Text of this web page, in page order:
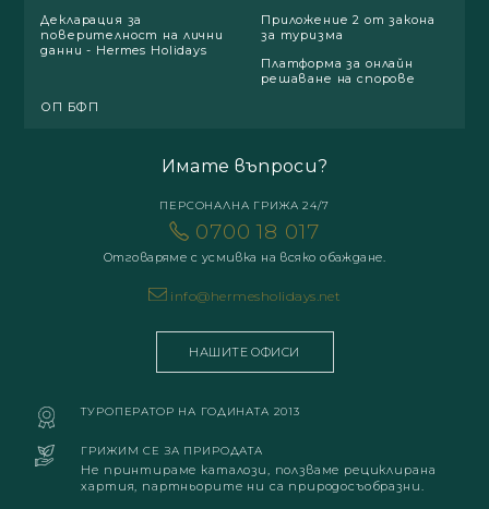
Декларация за
поверителност на лични
данни - Hermes Holidays
Приложение 2 от закона
за туризма
Платформа за онлайн
решаване на спорове
ОП БФП
Имате въпроси?
ПЕРСОНАЛНА ГРИЖА 24/7
0700 18 017
Отговаряме с усмивка на всяко обаждане.
info@hermesholidays.net
НАШИТЕ ОФИСИ
ТУРОПЕРАТОР НА ГОДИНАТА 2013
ГРИЖИМ СЕ ЗА ПРИРОДАТА
Не принтираме каталози, ползваме рециклирана
хартия, партньорите ни са природосъобразни.